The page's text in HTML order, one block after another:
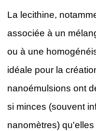
La lecithine,
associée à un
ou à une
idéale pour la
nanoémulsions ont
si minces (souvent
nanomètres)